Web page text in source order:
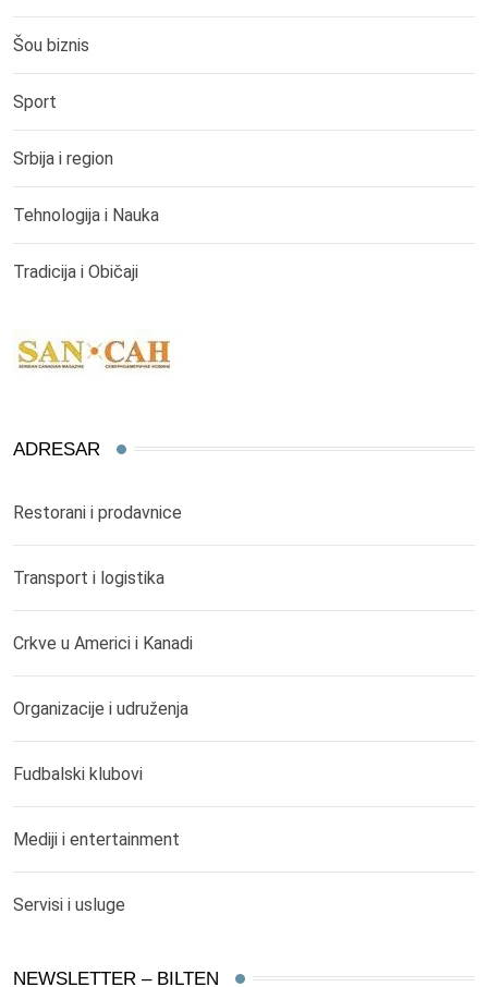
Šou biznis
Sport
Srbija i region
Tehnologija i Nauka
Tradicija i Običaji
ADRESAR
Restorani i prodavnice
Transport i logistika
Crkve u Americi i Kanadi
Organizacije i udruženja
Fudbalski klubovi
Mediji i entertainment
Servisi i usluge
NEWSLETTER – BILTEN